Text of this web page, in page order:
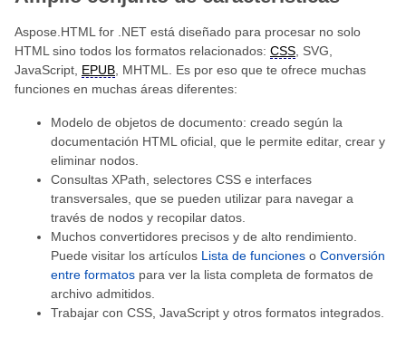
Aspose.HTML for .NET está diseñado para procesar no solo
HTML sino todos los formatos relacionados: CSS , SVG,
JavaScript, EPUB , MHTML. Es por eso que te ofrece muchas
funciones en muchas áreas diferentes:
Modelo de objetos de documento: creado según la
documentación HTML oficial, que le permite editar, crear y
eliminar nodos.
Consultas XPath, selectores CSS e interfaces
transversales, que se pueden utilizar para navegar a
través de nodos y recopilar datos.
Muchos convertidores precisos y de alto rendimiento.
Puede visitar los artículos Lista de funciones o Conversión
entre formatos para ver la lista completa de formatos de
archivo admitidos.
Trabajar con CSS, JavaScript y otros formatos integrados.